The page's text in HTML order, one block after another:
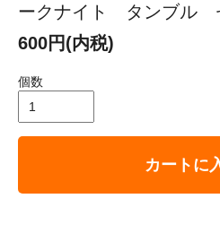
ークナイト タンブル
600円(内税)
個数
カートに